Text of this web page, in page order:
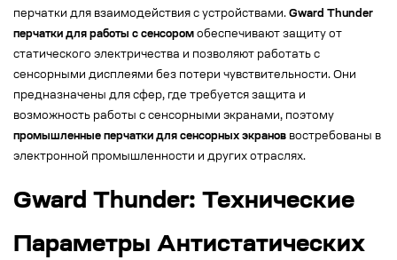
перчатки для взаимодействия с устройствами. Gward Thunder
перчатки для работы с сенсором обеспечивают защиту от
статического электричества и позволяют работать с
сенсорными дисплеями без потери чувствительности. Они
предназначены для сфер, где требуется защита и
возможность работы с сенсорными экранами, поэтому
промышленные перчатки для сенсорных экранов востребованы в
электронной промышленности и других отраслях.
Gward Thunder: Технические
Параметры Антистатических